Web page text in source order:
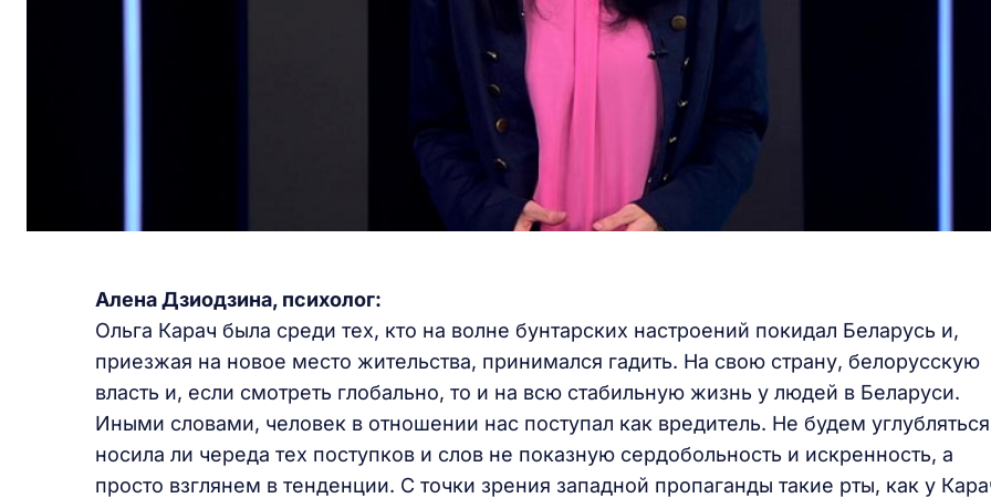
Алена Дзиодзина, психолог:
Ольга Карач была среди тех, кто на волне бунтарских настроений покидал Беларусь и,
приезжая на новое место жительства, принимался гадить. На свою страну, белорусскую
власть и, если смотреть глобально, то и на всю стабильную жизнь у людей в Беларуси.
Иными словами, человек в отношении нас поступал как вредитель. Не будем
носила ли череда тех поступков и слов не показную сердобольность и искренность, а
просто взглянем в тенденции. С точки зрения западной пропаганды такие рты, как у